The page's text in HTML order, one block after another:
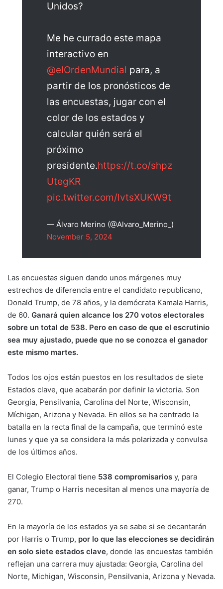
Unidos?
Me he currado este mapa
interactivo en
@elOrdenMundial para, a
partir de los pronósticos de
las encuestas, jugar con el
color de los estados y
calcular quién será el
próximo
presidente.https://t.co/shpz
UtegKR
pic.twitter.com/lvtsXUKW9t
— Álvaro Merino (@Alvaro_Merino_)
November 5, 2024
Las encuestas siguen dando unos márgenes muy
estrechos de diferencia entre el candidato republicano,
Donald Trump, de 78 años, y la demócrata Kamala Harris,
de 60. Ganará quien alcance los 270 votos electorales
sobre un total de 538. Pero en caso de que el escrutinio
sea muy ajustado, puede que no se conozca el ganador
este mismo martes.
Todos los ojos están puestos en los resultados de siete
Estados clave, que acabarán por definir la victoria. Son
Georgia, Pensilvania, Carolina del Norte, Wisconsin,
Míchigan, Arizona y Nevada. En ellos se ha centrado la
batalla en la recta final de la campaña, que terminó este
lunes y que ya se considera la más polarizada y convulsa
de los últimos años.
El Colegio Electoral tiene 538 compromisarios y, para
ganar, Trump o Harris necesitan al menos una mayoría de
270.
En la mayoría de los estados ya se sabe si se decantarán
por Harris o Trump, por lo que las elecciones se decidirán
en solo siete estados clave, donde las encuestas también
reflejan una carrera muy ajustada: Georgia, Carolina del
Norte, Michigan, Wisconsin, Pensilvania, Arizona y Nevada.